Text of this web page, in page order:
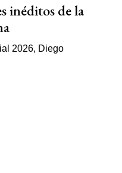
inéditos de la